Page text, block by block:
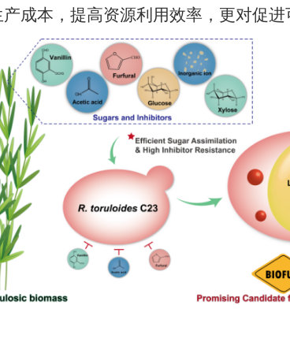
成本，提高资源利用效率，更对促进